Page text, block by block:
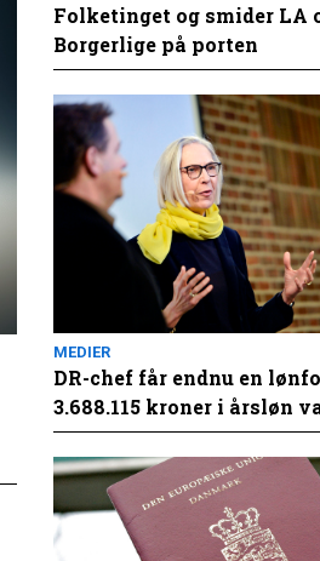
Folketinget og smider LA
Borgerlige på porten
MEDIER
DR-chef får endnu en
3.688.115 kroner i årsløn